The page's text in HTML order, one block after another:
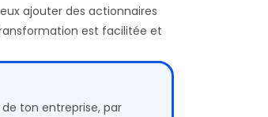
ajouter des actionnaires
est facilitée et
ton entreprise, par